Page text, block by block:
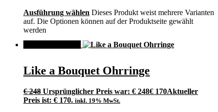
Ausführung wählen Dieses Produkt weist mehrere Varianten
auf. Die Optionen können auf der Produktseite gewählt
werden
Like a Bouquet Ohrringe
€248 Ursprünglicher Preis war: € 248€ 170Aktueller
Preis ist: € 170. inkl. 19% MwSt.